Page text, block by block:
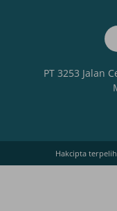
PT 3253 Jalan
Hakcipta